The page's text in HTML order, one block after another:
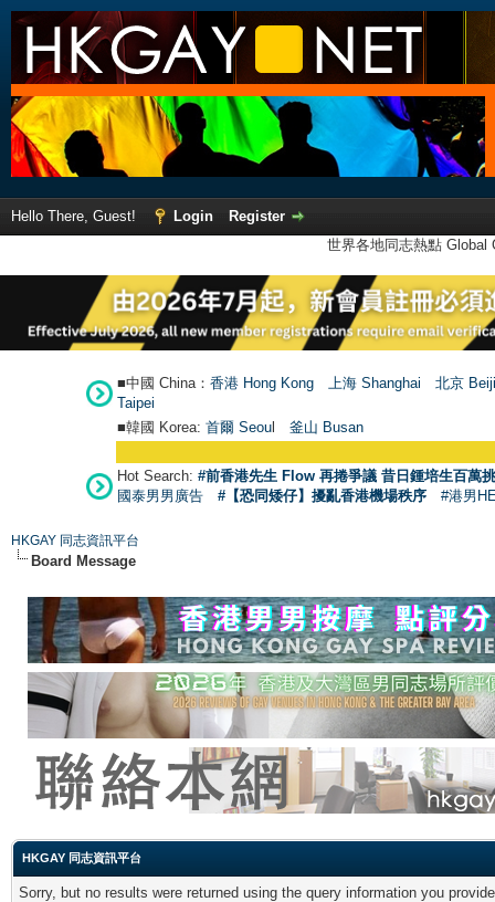
Hello There, Guest! Login
Register
世界各地同志熱點
■中國 China： 香港 Hong Kong 上海 Shanghai
北京
Taipei
■韓國 Korea: 首爾 Seoul 釜山 Busan
Hot Search: #前香港先生 Flow 再捲爭議 昔日鍾培生百萬
國泰男男廣告
#【恐同矮仔】擾亂香港機場秩序 #港男
HKGAY 同志資訊平台
Board Message
HKGAY 同志資訊平台
Sorry, but no results were returned using the query information you